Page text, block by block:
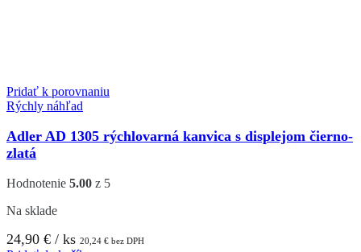
Pridať k porovnaniu
Rýchly náhľad
Adler AD 1305 rýchlovarná kanvica s displejom čierno-
zlatá
Hodnotenie 5.00 z 5
Na sklade
24,90 € / ks 20,24 € bez DPH